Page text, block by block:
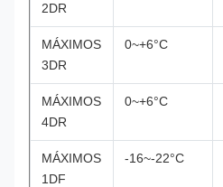
2DR
MÁXIMOS
3DR
0~+6°C
MÁXIMOS
4DR
0~+6°C
MÁXIMOS
1DF
-16~-22°C